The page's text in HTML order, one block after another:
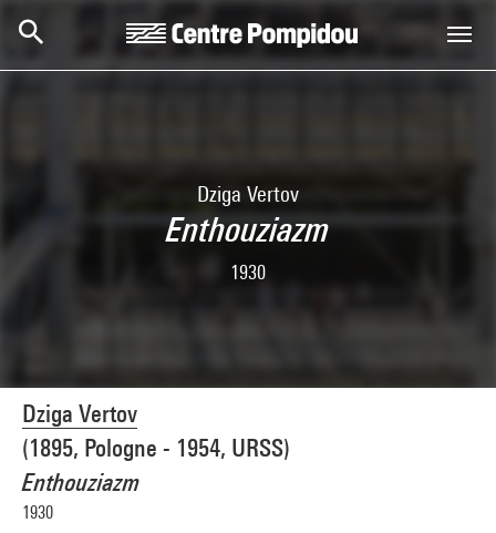
Dziga Vertov
Enthouziazm
1930
Dziga Vertov
(1895, Pologne - 1954, URSS)
Enthouziazm
1930